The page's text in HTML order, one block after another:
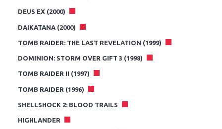
DEUS EX (2000)
DAIKATANA (2000)
TOMB RAIDER: THE LAST REVELATION (1999)
DOMINION: STORM OVER GIFT 3 (1998)
TOMB RAIDER II (1997)
TOMB RAIDER (1996)
SHELLSHOCK 2: BLOOD TRAILS
HIGHLANDER